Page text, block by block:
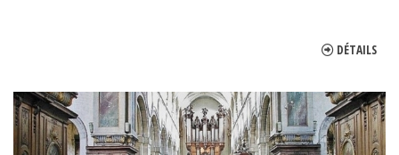
DÉTAILS